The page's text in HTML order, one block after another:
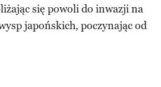
się powoli do inwazji na
japońskich, poczynając od